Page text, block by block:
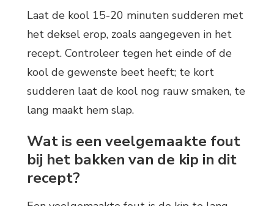
Laat de kool 15-20 minuten sudderen met
het deksel erop, zoals aangegeven in het
recept. Controleer tegen het einde of de
kool de gewenste beet heeft; te kort
sudderen laat de kool nog rauw smaken, te
lang maakt hem slap.
Wat is een veelgemaakte fout
bij het bakken van de kip in dit
recept?